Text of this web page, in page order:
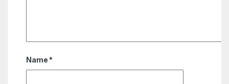
Name *